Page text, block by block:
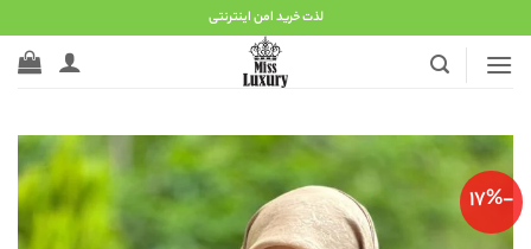
to
content
لذت خرید امن اینترنتی
-17%